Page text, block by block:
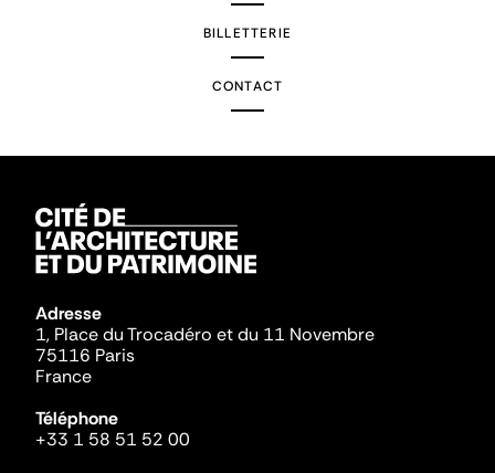
BILLETTERIE
CONTACT
Adresse
1, Place du Trocadéro et du 11 Novembre
75116 Paris
France
Téléphone
+33 1 58 51 52 00